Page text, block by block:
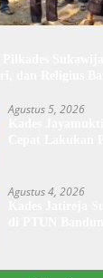
Agustus 5, 2026
Agustus 4, 2026